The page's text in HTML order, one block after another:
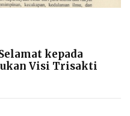
kepada
Visi Trisakti